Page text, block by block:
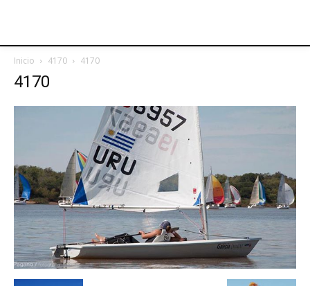
Inicio 4170 4170
4170